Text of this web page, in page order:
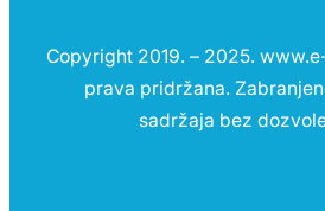
Copyright 2019. – 2025.
prava pridržana.
sadržaja bez